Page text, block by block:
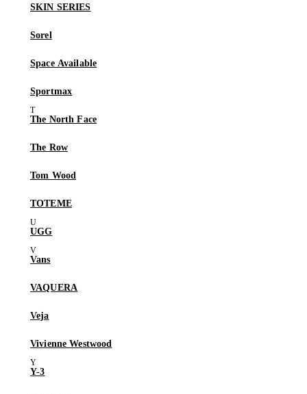
SKIN SERIES
Sorel
Space Available
Sportmax
The North Face
The Row
Tom Wood
TOTEME
UGG
Vans
VAQUERA
Veja
Vivienne Westwood
Y-3